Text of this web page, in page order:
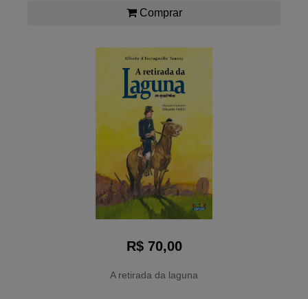
Comprar
R$ 70,00
A retirada da laguna